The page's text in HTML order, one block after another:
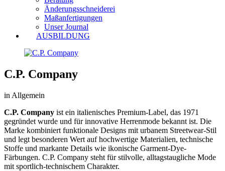
Änderungsschneiderei
Maßanfertigungen
Unser Journal
AUSBILDUNG
C.P. Company
in Allgemein
C.P. Company ist ein italienisches Premium-Label, das 1971
gegründet wurde und für innovative Herrenmode bekannt ist. Die
Marke kombiniert funktionale Designs mit urbanem Streetwear-Stil
und legt besonderen Wert auf hochwertige Materialien, technische
Stoffe und markante Details wie ikonische Garment-Dye-
Färbungen. C.P. Company steht für stilvolle, alltagstaugliche Mode
mit sportlich-technischem Charakter.